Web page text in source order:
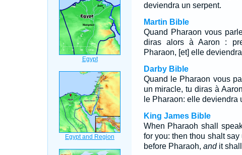
deviendra un serpent.
Martin Bible
Quand Pharaon vous
diras alors à Aaron :
Pharaon, [et] elle
Darby Bible
Quand le Pharaon vous
un miracle, tu diras à
le Pharaon: elle deviendra
King James Bible
When Pharaoh shall
for you: then thou shalt
before Pharaoh, andit shall